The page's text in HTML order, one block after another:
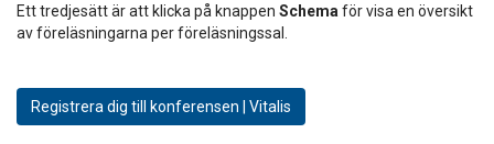
Ett tredjesätt är att klicka på knappen Schema för visa en översikt
av föreläsningarna per föreläsningssal.
Registrera dig till konferensen | Vitalis